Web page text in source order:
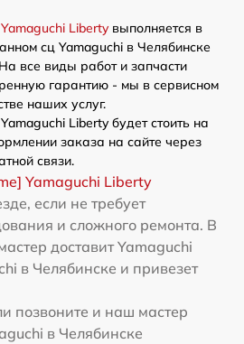
Libertyвыполняется в
сц Yamaguchi в Челябинске
все виды работ и запчасти
гарантию - мы в сервисном
наших услуг.
Liberty будет стоить на
заказа на сайте через
связи.
Yamaguchi Liberty
если не требует
и сложного ремонта. В
доставит Yamaguchi
в Челябинске и привезет
позвоните и наш мастер
в Челябинске